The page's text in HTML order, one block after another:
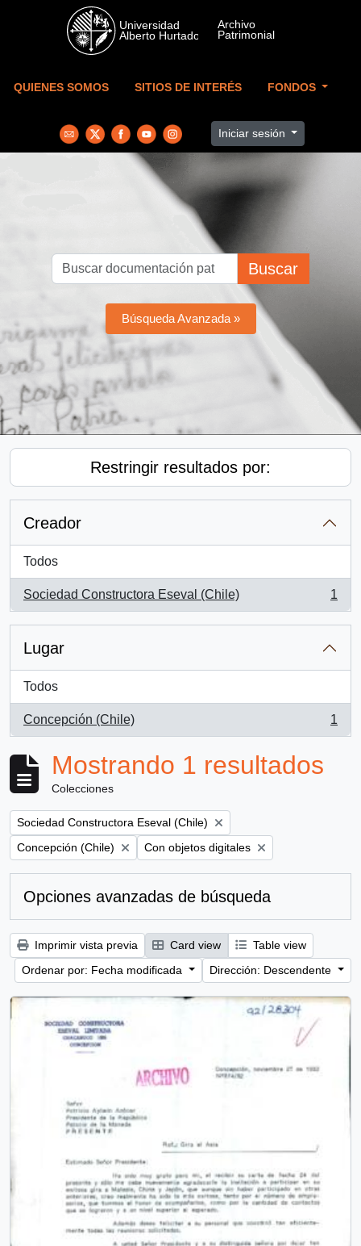
Skip to main content
QUIENES SOMOS SITIOS DE INTERÉS FONDOS
Iniciar sesión
Buscar
Búsqueda Avanzada »
Restringir resultados por:
Creador
Todos
Sociedad Constructora Eseval (Chile)
, 1 resultados
1
Lugar
Todos
Concepción (Chile)
, 1 resultados
1
Mostrando 1 resultados
Colecciones
Remove filter:
Sociedad Constructora Eseval (Chile)
Remove filter:
Concepción (Chile) Remove filter:
Con objetos digitales
Opciones avanzadas de búsqueda
Imprimir vista previa Card view
Table view
Ordenar por: Fecha modificada
Dirección: Descendente